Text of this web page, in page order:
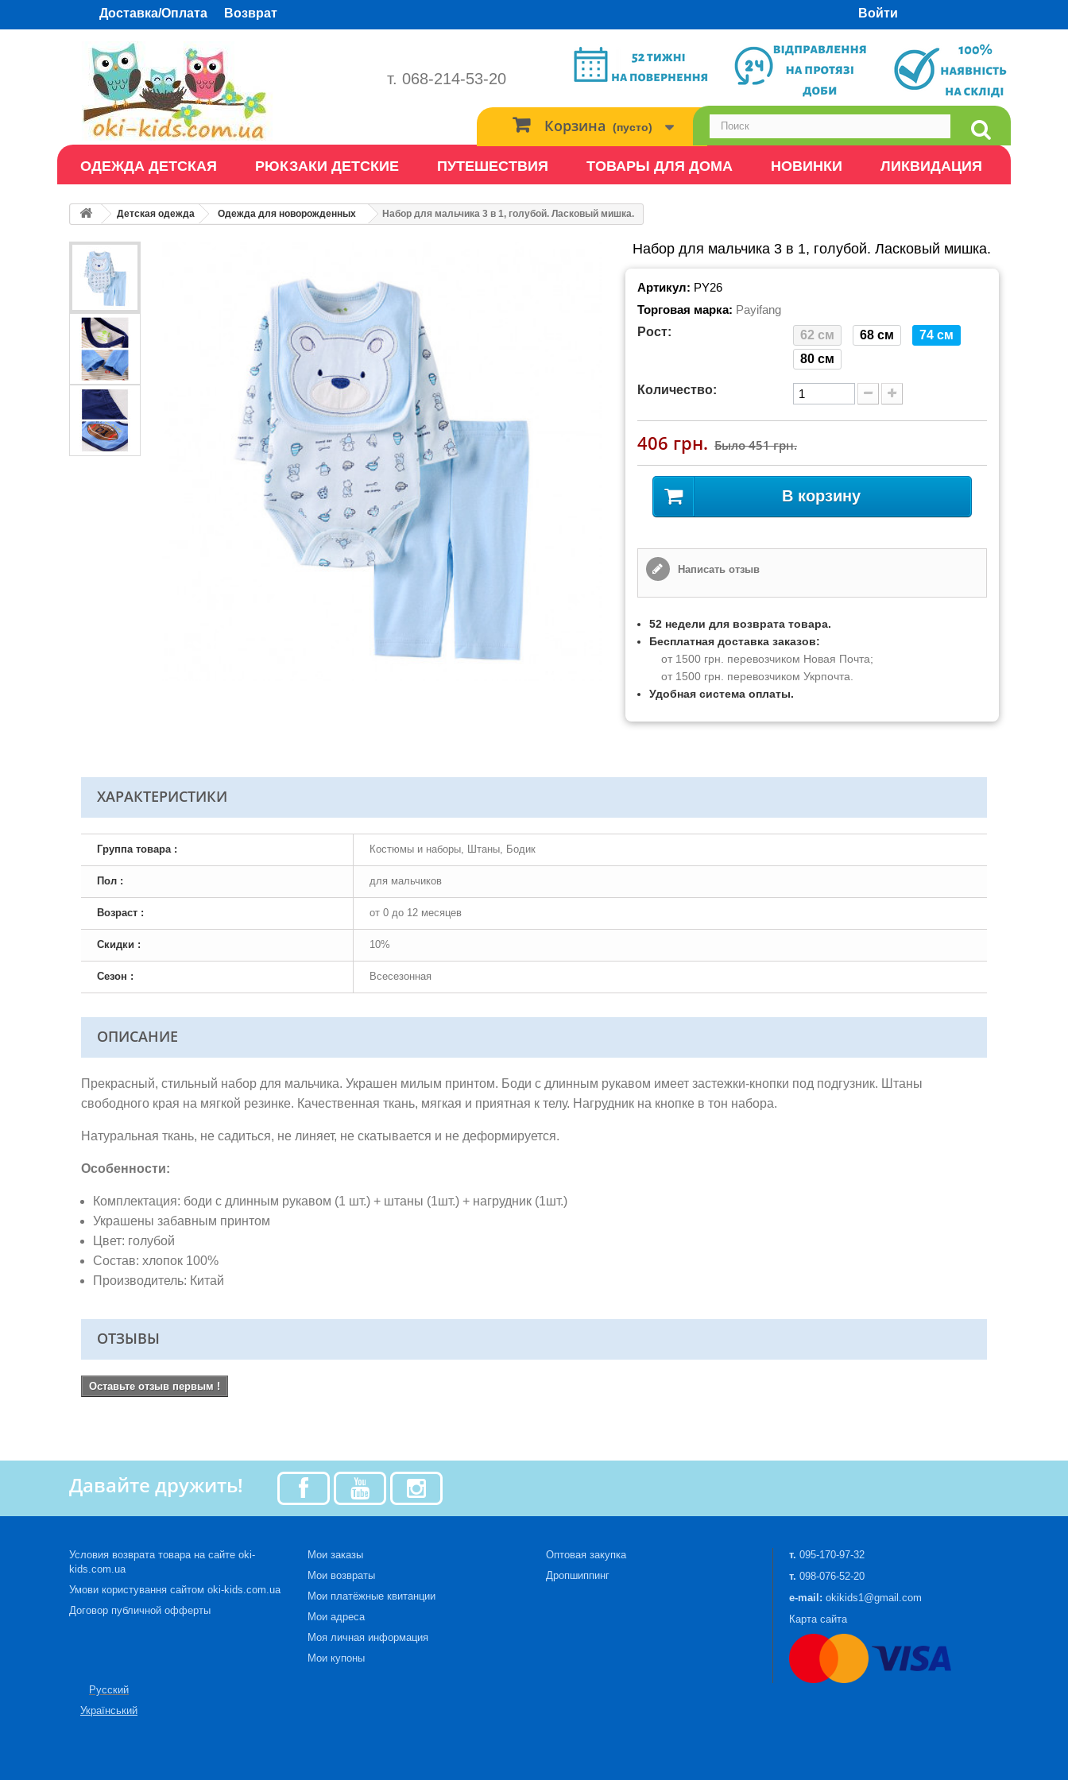
Доставка/Оплата Возврат Войти
т. 068-214-53-20
Корзина (пусто)
ОДЕЖДА ДЕТСКАЯ РЮКЗАКИ ДЕТСКИЕ ПУТЕШЕСТВИЯ ТОВАРЫ ДЛЯ ДОМА НОВИНКИ ЛИКВИДАЦИЯ
Детская одежда Одежда для новорожденных Набор для мальчика 3 в 1, голубой. Ласковый мишка.
Набор для мальчика 3 в 1, голубой. Ласковый мишка.
Артикул: PY26
Торговая марка: Payifang
Рост:
62 см 68 см
74 см
80 см
Количество:
406 грн. Было451 грн.
В корзину
Написать отзыв
52 недели для возврата товара.
Бесплатная доставка заказов:
от 1500 грн. перевозчиком Новая Почта;
от 1500 грн. перевозчиком Укрпочта.
Удобная система оплаты.
ХАРАКТЕРИСТИКИ
Группа товара : Костюмы и наборы, Штаны, Бодик
Пол : для мальчиков
Возраст : от 0 до 12 месяцев
Скидки : 10%
Сезон : Всесезонная
ОПИСАНИЕ
Прекрасный, стильный набор для мальчика. Украшен милым принтом. Боди с длинным рукавом имеет застежки-кнопки под подгузник. Штаны
свободного края на мягкой резинке. Качественная ткань, мягкая и приятная к телу. Нагрудник на кнопке в тон набора.
Натуральная ткань, не садиться, не линяет, не скатывается и не деформируется.
Особенности:
Комплектация: боди с длинным рукавом (1 шт.) + штаны (1шт.) + нагрудник (1шт.)
Украшены забавным принтом
Цвет: голубой
Состав: хлопок 100%
Производитель: Китай
ОТЗЫВЫ
Оставьте отзыв первым !
Давайте дружить!
Условия возврата товара на сайте oki-
kids.com.ua
Умови користування сайтом oki-kids.com.ua
Договор публичной офферты
Мои заказы
Мои возвраты
Мои платёжные квитанции
Мои адреса
Моя личная информация
Мои купоны
Оптовая закупка
Дропшиппинг
т. 095-170-97-32
т. 098-076-52-20
e-mail: okikids1@gmail.com
Карта сайта
Русский
Український